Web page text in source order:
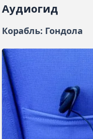
Аудиогид
Корабль: Гондола